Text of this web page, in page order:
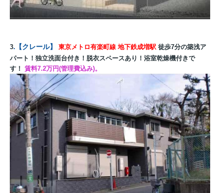
3. 【クレール】 東京メトロ有楽町線 地下鉄成増駅 徒歩7分の築浅ア
パート！独立洗面台付き！脱衣スペースあり！浴室乾燥機付きで
す！ 賃料7.2万円(管理費込み)。